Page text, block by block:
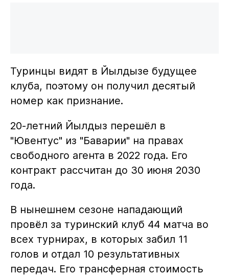
Туринцы видят в Йылдызе будущее
клуба, поэтому он получил десятый
номер как признание.
20-летний Йылдыз перешёл в
"Ювентус" из "Баварии" на правах
свободного агента в 2022 года. Его
контракт рассчитан до 30 июня 2030
года.
В нынешнем сезоне нападающий
провёл за туринский клуб 44 матча во
всех турнирах, в которых забил 11
голов и отдал 10 результативных
передач. Его трансферная стоимость